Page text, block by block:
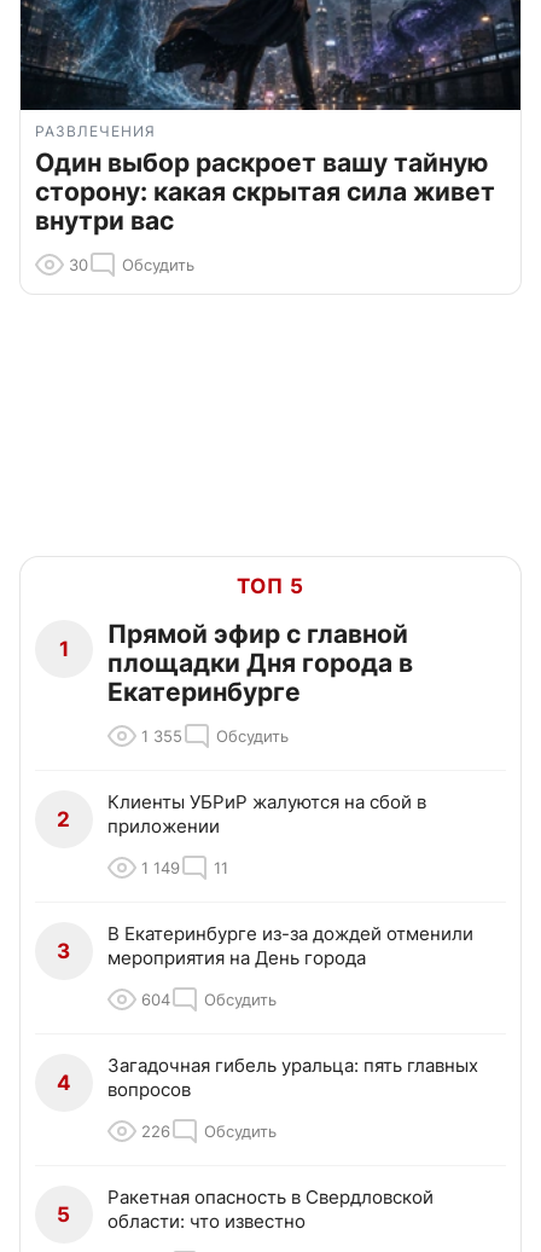
РАЗВЛЕЧЕНИЯ
Один выбор раскроет вашу тайную
сторону: какая скрытая сила живет
внутри вас
30 Обсудить
ТОП 5
1
Прямой эфир с главной
площадки Дня города в
Екатеринбурге
1 355 Обсудить
2
Клиенты УБРиР жалуются на сбой в
приложении
1 149 11
3
В Екатеринбурге из-за дождей отменили
мероприятия на День города
604 Обсудить
4
Загадочная гибель уральца: пять главных
вопросов
226 Обсудить
5
Ракетная опасность в Свердловской
области: что известно